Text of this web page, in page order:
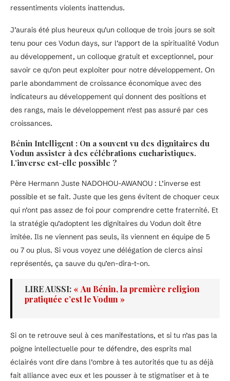
ressentiments violents inattendus.
J’aurais été plus heureux qu’un colloque de trois jours se soit
tenu pour ces Vodun days, sur l’apport de la spiritualité Vodun
au développement, un colloque gratuit et exceptionnel, pour
savoir ce qu’on peut exploiter pour notre développement. On
parle abondamment de croissance économique avec des
indicateurs au développement qui donnent des positions et
des rangs, mais le développement n’est pas assuré par ces
croissances.
Bénin Intelligent : On a souvent vu des dignitaires du
Vodun assister à des célébrations eucharistiques.
L’inverse est-elle possible ?
Père Hermann Juste NADOHOU-AWANOU : L’inverse est
possible et se fait. Juste que les gens évitent de choquer ceux
qui n’ont pas assez de foi pour comprendre cette fraternité. Et
la stratégie qu’adoptent les dignitaires du Vodun doit être
imitée. Ils ne viennent pas seuls, ils viennent en équipe de 5
ou 7 ou plus. Si vous voyez une délégation de clercs ainsi
représentés, ça sauve du qu’en-dira-t-on.
LIRE AUSSI: « Au Bénin, la première religion
pratiquée c’est le Vodun »
Si on te retrouve seul à ces manifestations, et si tu n’as pas la
poigne intellectuelle pour te défendre, des esprits mal
éclairés vont dire dans l’ombre à tes autorités que tu as déjà
fait alliance avec eux et les pousser à te stigmatiser et à te